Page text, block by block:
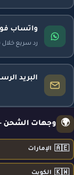
واتساب
رد سريع
البريد
🌍 وجهات الشحن
🇦🇪 الإمارات
🇰🇼 الكويت